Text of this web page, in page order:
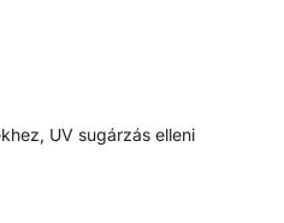
UV sugárzás elleni